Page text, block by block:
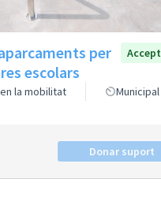
per
escolars
la mobilitat
Municipal
Donar suport